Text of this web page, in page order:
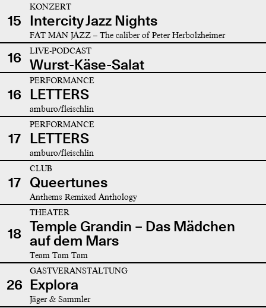
15
KONZERT
Intercity Jazz Nights
FAT MAN JAZZ – The caliber of Peter Herbolzheimer
16 LIVE-PODCAST
Wurst-Käse-Salat
16
PERFORMANCE
LETTERS
amburo/fleischlin
17
PERFORMANCE
LETTERS
amburo/fleischlin
17
CLUB
Queertunes
Anthems Remixed Anthology
18
THEATER
Temple Grandin – Das Mädchen
auf dem Mars
Team Tam Tam
26
GASTVERANSTALTUNG
Explora
Jäger & Sammler